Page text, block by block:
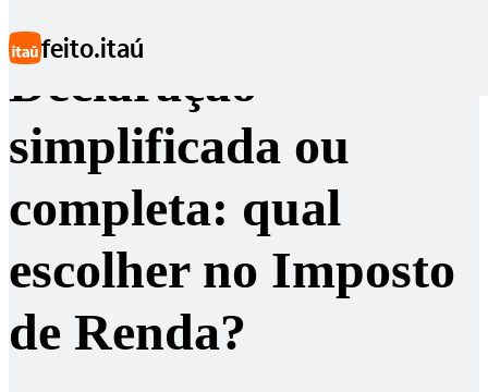
feito.itaú
Declaração
simplificada ou
completa: qual
escolher no Imposto
de Renda?